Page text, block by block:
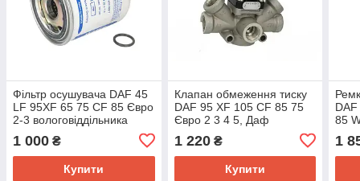
Фільтр осушувача DAF 45
LF 95XF 65 75 CF 85 Євро
2-3 вологовіддільника
1 000 ₴
Купити
Клапан обмеження тиску
DAF 95 XF 105 CF 85 75
Євро 2 3 4 5, Даф
1 220₴
Купити
85
1